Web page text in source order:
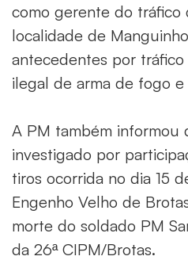
como gerente do tráfico
localidade de
antecedentes por
ilegal de arma de fogo e
A PM também informou
investigado por
tiros ocorrida no dia 15
Engenho Velho de
morte do soldado PM
da 26ª CIPM/Brotas.